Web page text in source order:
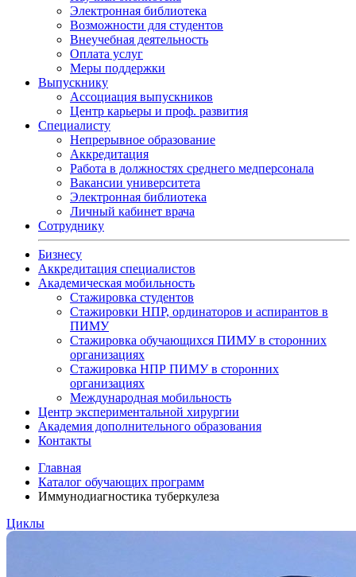
Электронная библиотека
Возможности для студентов
Внеучебная деятельность
Оплата услуг
Меры поддержки
Выпускнику
Ассоциация выпускников
Центр карьеры и проф. развития
Специалисту
Непрерывное образование
Аккредитация
Работа в должностях среднего медперсонала
Вакансии университета
Электронная библиотека
Личный кабинет врача
Сотруднику
Бизнесу
Аккредитация специалистов
Академическая мобильность
Стажировка студентов
Стажировки НПР, ординаторов и аспирантов в
ПИМУ
Стажировка обучающихся ПИМУ в сторонних
организациях
Стажировка НПР ПИМУ в сторонних
организациях
Международная мобильность
Центр экспериментальной хирургии
Академия дополнительного образования
Контакты
Главная
Каталог обучающих программ
Иммунодиагностика туберкулеза
Циклы